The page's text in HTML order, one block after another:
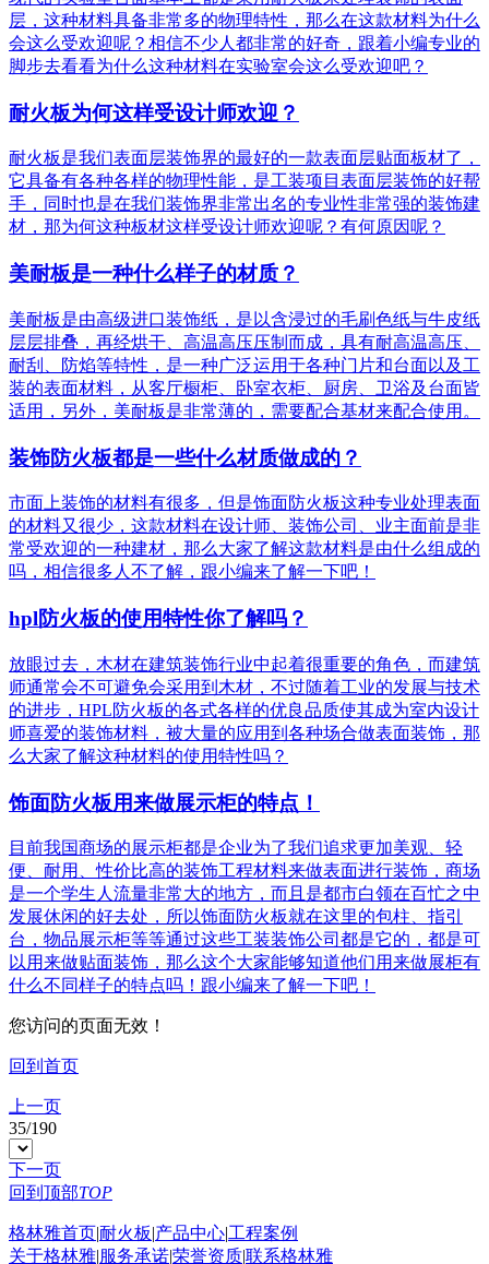
层，这种材料具备非常多的物理特性，那么在这款材料为什么
会这么受欢迎呢？相信不少人都非常的好奇，跟着小编专业的
脚步去看看为什么这种材料在实验室会这么受欢迎吧？
耐火板为何这样受设计师欢迎？
耐火板是我们表面层装饰界的最好的一款表面层贴面板材了，
它具备有各种各样的物理性能，是工装项目表面层装饰的好帮
手，同时也是在我们装饰界非常出名的专业性非常强的装饰建
材，那为何这种板材这样受设计师欢迎呢？有何原因呢？
美耐板是一种什么样子的材质？
美耐板是由高级进口装饰纸，是以含浸过的毛刷色纸与牛皮纸
层层排叠，再经烘干、高温高压压制而成，具有耐高温高压、
耐刮、防焰等特性，是一种广泛运用于各种门片和台面以及工
装的表面材料，从客厅橱柜、卧室衣柜、厨房、卫浴及台面皆
适用，另外，美耐板是非常薄的，需要配合基材来配合使用。
装饰防火板都是一些什么材质做成的？
市面上装饰的材料有很多，但是饰面防火板这种专业处理表面
的材料又很少，这款材料在设计师、装饰公司、业主面前是非
常受欢迎的一种建材，那么大家了解这款材料是由什么组成的
吗，相信很多人不了解，跟小编来了解一下吧！
hpl防火板的使用特性你了解吗？
放眼过去，木材在建筑装饰行业中起着很重要的角色，而建筑
师通常会不可避免会采用到木材，不过随着工业的发展与技术
的进步，HPL防火板的各式各样的优良品质使其成为室内设计
师喜爱的装饰材料，被大量的应用到各种场合做表面装饰，那
么大家了解这种材料的使用特性吗？
饰面防火板用来做展示柜的特点！
目前我国商场的展示柜都是企业为了我们追求更加美观、轻
便、耐用、性价比高的装饰工程材料来做表面进行装饰，商场
是一个学生人流量非常大的地方，而且是都市白领在百忙之中
发展休闲的好去处，所以饰面防火板就在这里的包柱、指引
台，物品展示柜等等通过这些工装装饰公司都是它的，都是可
以用来做贴面装饰，那么这个大家能够知道他们用来做展柜有
什么不同样子的特点吗！跟小编来了解一下吧！
您访问的页面无效！
回到首页
上一页
35/190
下一页
回到顶部TOP
格林雅首页|耐火板|产品中心|工程案例
关于格林雅|服务承诺|荣誉资质|联系格林雅